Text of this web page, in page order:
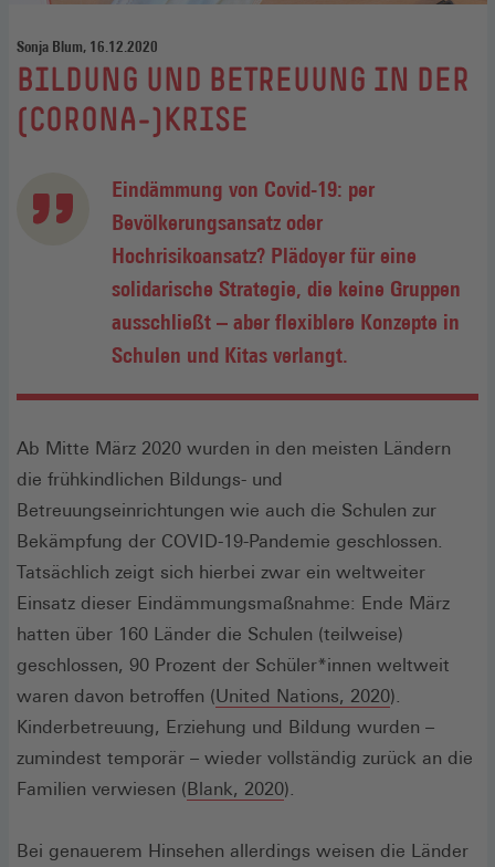
Sonja Blum, 16.12.2020
:
BILDUNG UND BETREUUNG IN DER
(CORONA-)KRISE
Eindämmung von Covid-19: per
Bevölkerungsansatz oder
Hochrisikoansatz? Plädoyer für eine
solidarische Strategie, die keine Gruppen
ausschließt – aber flexiblere Konzepte in
Schulen und Kitas verlangt.
Ab Mitte März 2020 wurden in den meisten Ländern
die frühkindlichen Bildungs- und
Betreuungseinrichtungen wie auch die Schulen zur
Bekämpfung der COVID-19-Pandemie geschlossen.
Tatsächlich zeigt sich hierbei zwar ein weltweiter
Einsatz dieser Eindämmungsmaßnahme: Ende März
hatten über 160 Länder die Schulen (teilweise)
geschlossen, 90 Prozent der Schüler*innen weltweit
waren davon betroffen (United Nations, 2020(Öffnet
in
einem
).
Kinderbetreuung, Erziehung und Bildung wurden –
zumindest temporär – wieder vollständig zurück an die
Familien verwiesen (Blank, 2020).
Bei genauerem Hinsehen allerdings weisen die Länder